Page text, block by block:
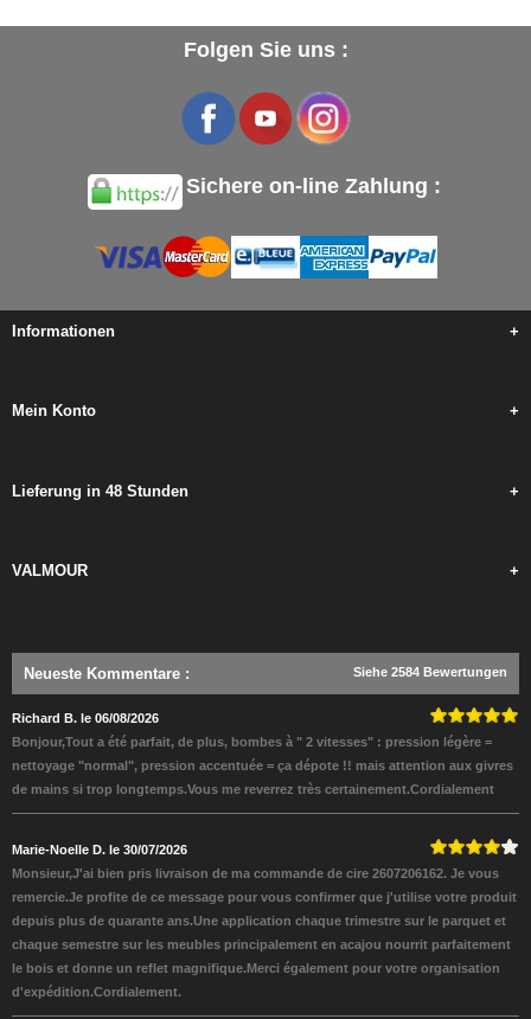
Folgen Sie uns :
Sichere on-line Zahlung :
Informationen +
Mein Konto +
Lieferung in 48 Stunden +
VALMOUR +
Neueste Kommentare : Siehe 2584 Bewertungen
Richard B. le 06/08/2026
Bonjour,Tout a été parfait, de plus, bombes à " 2 vitesses" : pression légère =
nettoyage "normal", pression accentuée = ça dépote !! mais attention aux givres
de mains si trop longtemps.Vous me reverrez très certainement.Cordialement
Marie-Noelle D. le 30/07/2026
Monsieur,J'ai bien pris livraison de ma commande de cire 2607206162. Je vous
remercie.Je profite de ce message pour vous confirmer que j'utilise votre produit
depuis plus de quarante ans.Une application chaque trimestre sur le parquet et
chaque semestre sur les meubles principalement en acajou nourrit parfaitement
le bois et donne un reflet magnifique.Merci également pour votre organisation
d'expédition.Cordialement.